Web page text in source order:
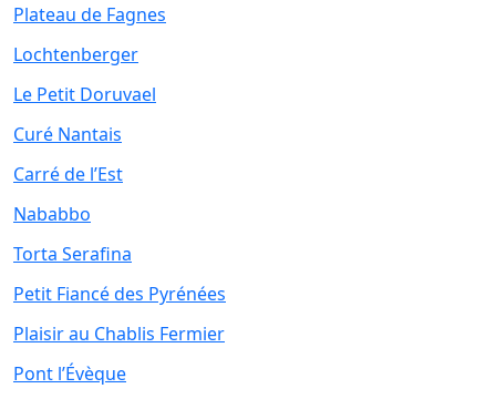
Plateau de Fagnes
Lochtenberger
Le Petit Doruvael
Curé Nantais
Carré de l’Est
Nababbo
Torta Serafina
Petit Fiancé des Pyrénées
Plaisir au Chablis Fermier
Pont l’Évèque